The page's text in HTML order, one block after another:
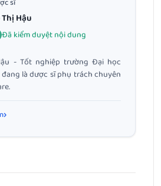
sĩ
Hậu
Đã kiểm duyệt nội dung
- Tốt nghiệp trường Đại học
đang là dược sĩ phụ trách chuyên